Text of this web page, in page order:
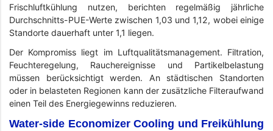
Frischluftkühlung nutzen, berichten regelmäßig jährliche
Durchschnitts-PUE-Werte zwischen 1,03 und 1,12, wobei einige
Standorte dauerhaft unter 1,1 liegen.
Der Kompromiss liegt im Luftqualitätsmanagement. Filtration,
Feuchteregelung, Rauchereignisse und Partikelbelastung
müssen berücksichtigt werden. An städtischen Standorten
oder in belasteten Regionen kann der zusätzliche Filteraufwand
einen Teil des Energiegewinns reduzieren.
Water-side Economizer Cooling und Freikühlung